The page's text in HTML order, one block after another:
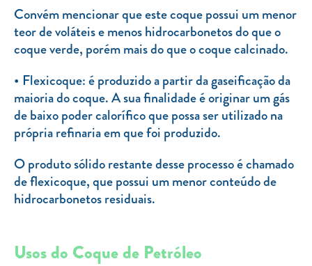
Convém mencionar que este coque possui um menor
teor de voláteis e menos hidrocarbonetos do que o
coque verde, porém mais do que o coque calcinado.
Flexicoque: é produzido a partir da gaseificação da
maioria do coque. A sua finalidade é originar um gás
de baixo poder calorífico que possa ser utilizado na
própria refinaria em que foi produzido.
O produto sólido restante desse processo é chamado
de flexicoque, que possui um menor conteúdo de
hidrocarbonetos residuais.
Usos do Coque de Petróleo